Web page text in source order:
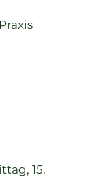
15.